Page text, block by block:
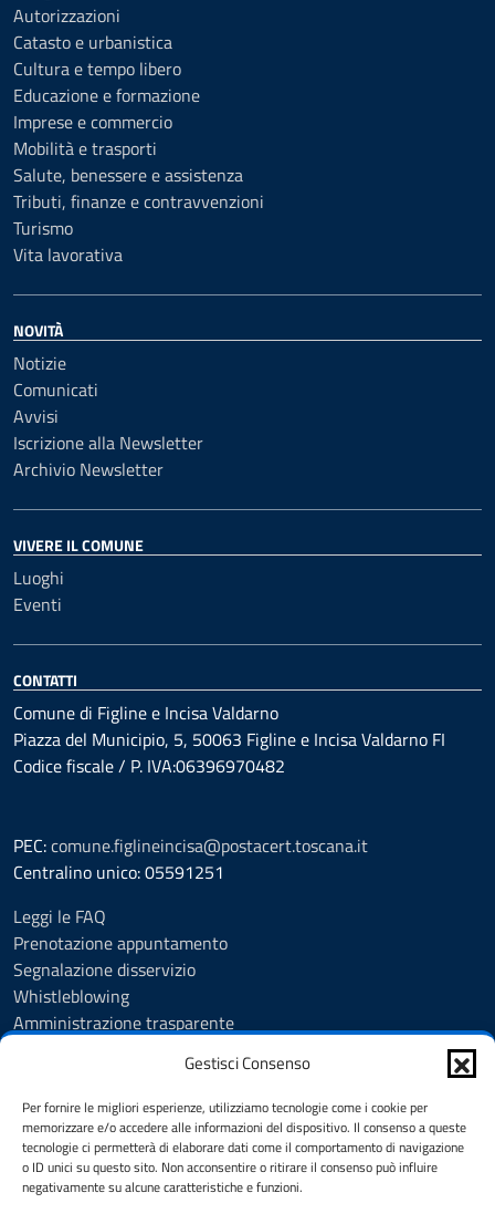
Gestisci Consenso
Per fornire le migliori esperienze, utilizziamo tecnologie come i cookie per
memorizzare e/o accedere alle informazioni del dispositivo. Il consenso a queste
tecnologie ci permetterà di elaborare dati come il comportamento di navigazione
o ID unici su questo sito. Non acconsentire o ritirare il consenso può influire
negativamente su alcune caratteristiche e funzioni.
Autorizzazioni
Catasto e urbanistica
Cultura e tempo libero
Educazione e formazione
Imprese e commercio
Mobilità e trasporti
Salute, benessere e assistenza
Tributi, finanze e contravvenzioni
Turismo
Vita lavorativa
NOVITÀ
Notizie
Comunicati
Avvisi
Iscrizione alla Newsletter
Archivio Newsletter
VIVERE IL COMUNE
Luoghi
Eventi
CONTATTI
Comune di Figline e Incisa Valdarno
Piazza del Municipio, 5, 50063 Figline e Incisa Valdarno FI
Codice fiscale / P. IVA:06396970482
PEC:comune.figlineincisa@postacert.toscana.it
Centralino unico: 05591251
Leggi le FAQ
Prenotazione appuntamento
Segnalazione disservizio
Whistleblowing
Amministrazione trasparente
Albo Pretorio
Cookie Policy
Informativa privacy
Dichiarazione di accessibilità